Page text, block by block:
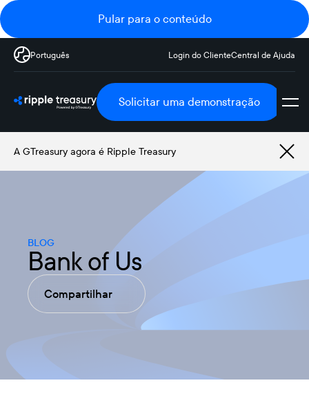
Pular para o conteúdo
Português Login do ClienteCentral de Ajuda
Solicitar uma demonstração
A GTreasury agora é Ripple Treasury
BLOG
Bank of Us
Compartilhar